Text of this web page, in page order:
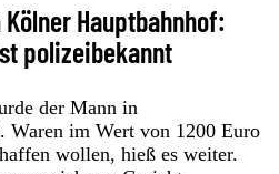
Hauptbahnhof:
polizeibekannt
der Mann in
Waren im Wert von 1200 Euro
wollen, hieß es weiter.